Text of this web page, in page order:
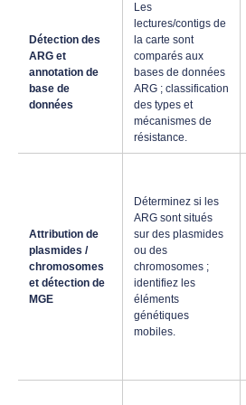
Détection des
ARG et
annotation de
base de
données
Les
lectures/contigs de
la carte sont
comparés aux
bases de données
ARG ; classification
des types et
mécanismes de
résistance.
Attribution de
plasmides /
chromosomes
et détection de
MGE
Déterminez si les
ARG sont situés
sur des plasmides
ou des
chromosomes ;
identifiez les
éléments
génétiques
mobiles.